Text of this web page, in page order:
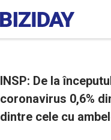
INSP: De la
coronavirus 0,6%
dintre cele cu